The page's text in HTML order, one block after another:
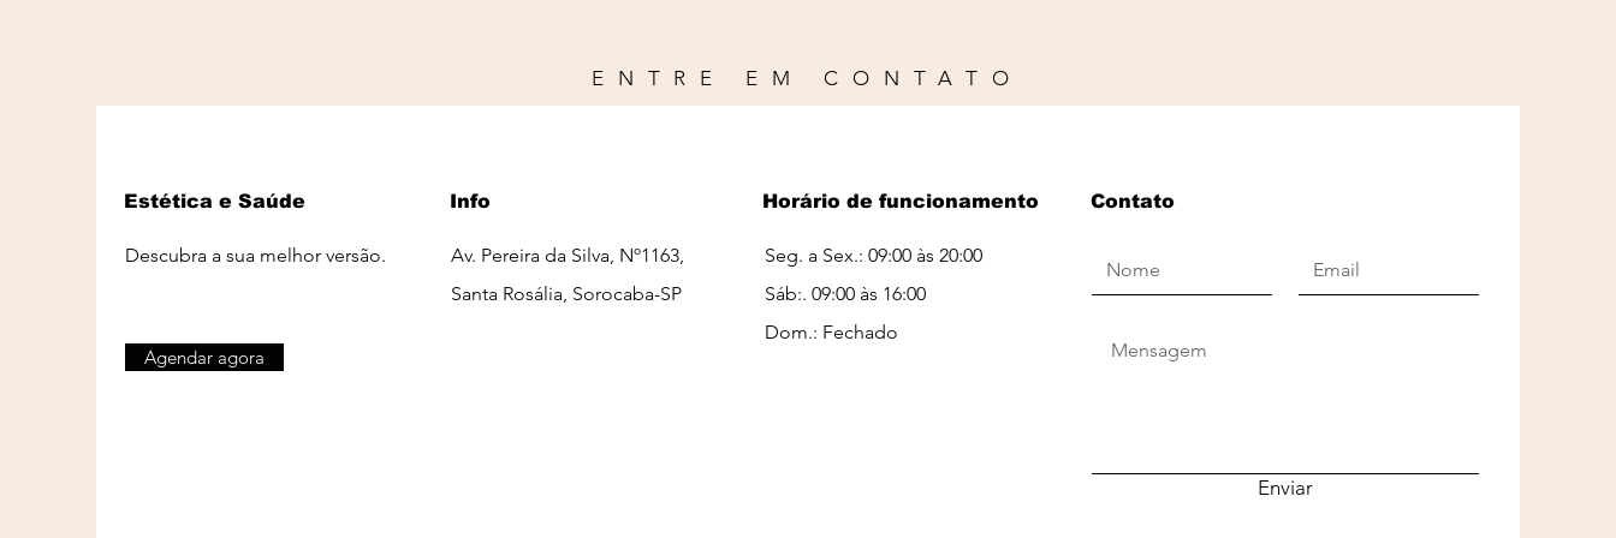
ENTRE EM CONTATO
Estética e Saúde
Descubra a sua melhor versão.
Agendar agora
Info
Av. Pereira da Silva, Nº1163,
Santa Rosália, Sorocaba-SP
Horário de funcionamento
Seg. a Sex.: 09:00 às 20:00
Sáb:. 09:00 às 16:00​​
Dom.: Fechado
Contato
Enviar